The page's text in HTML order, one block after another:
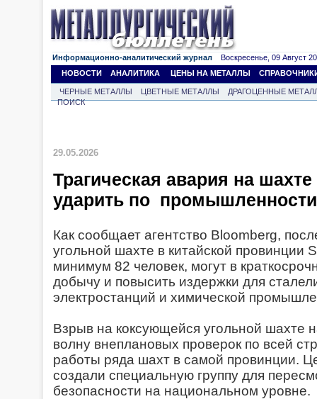
Информационно-аналитический журнал Воскресенье, 09 Август
НОВОСТИ
АНАЛИТИКА ЦЕНЫ НА МЕТАЛЛЫ
ЧЕРНЫЕ МЕТАЛЛЫ ЦВЕТНЫЕ МЕТАЛЛЫ
ДРАГОЦЕННЫЕ
ПОИСК
29.05.2026
Трагическая авария на
ударить по
Как сообщает агентство Bloomberg,
угольной шахте в китайской провинции
минимум 82 человек, могут в
добычу и повысить издержки для
электростанций и химической
Взрыв на коксующейся угольной шахте
волну внеплановых проверок по всей
работы ряда шахт в самой провинции.
создали специальную группу для
безопасности на национальном уровне.